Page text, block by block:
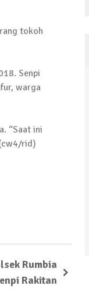
tokoh
Senpi
warga
“Saat ini
rid)
Rumbia
Rakitan